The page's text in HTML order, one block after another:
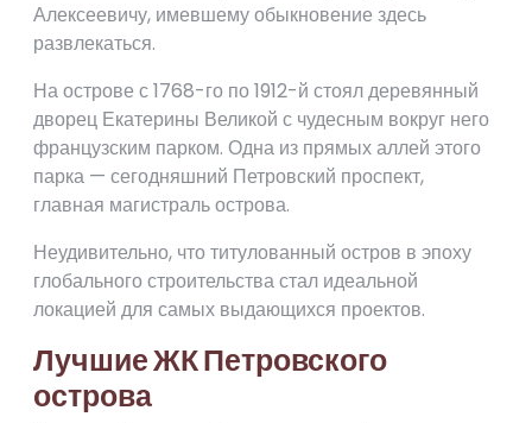
Алексеевичу, имевшему обыкновение здесь
развлекаться.
На острове с 1768-го по 1912-й стоял деревянный
дворец Екатерины Великой с чудесным вокруг него
французским парком. Одна из прямых аллей этого
парка — сегодняшний Петровский проспект,
главная магистраль острова.
Неудивительно, что титулованный остров в эпоху
глобального строительства стал идеальной
локацией для самых выдающихся проектов.
Лучшие ЖК Петровского
острова